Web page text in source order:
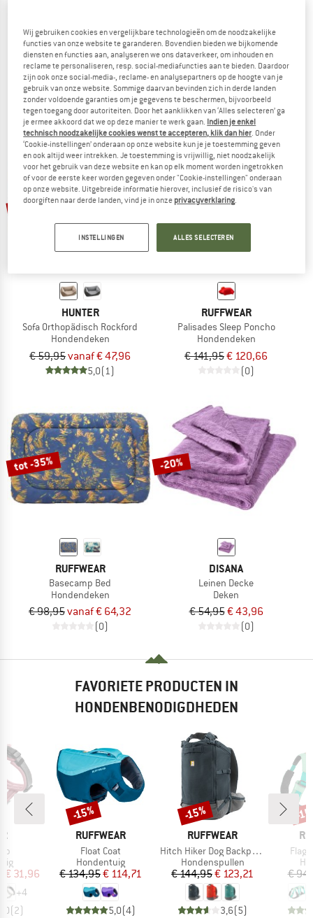
RUFFWEAR
Highlands Pad
Hondendeken
€ 94,95€ 80,71
4,8(6)
RUFFWEAR
Highlands Sleeping Bag
Hondendeken
€ 219,95 € 186,96
5,0(4)
-20%
HUNTER
Sofa Orthopädisch Rockford
Hondendeken
€ 59,95vanaf € 47,96
5,0(1)
-15%
RUFFWEAR
Palisades Sleep Poncho
Hondendeken
€ 141,95€ 120,66
(0)
tot -35%
RUFFWEAR
Basecamp Bed
Hondendeken
€ 98,95vanaf € 64,32
(0)
-20%
DISANA
Leinen Decke
Deken
€ 54,95€ 43,96
(0)
FAVORIETE PRODUCTEN IN
HONDENBENODIGDHEDEN
prijs
€ 31,96
+4
(2)
MERK
RUFFWEAR
Artikel
Float Coat
Productgroep
Hondentuig
Prijs
€ 134,95Verlaagde prijs
€ 114,71
5,0(4)
Korting
-15%
MERK
RUFFWEAR
Artikel
Hitch Hiker Dog Backpack Carrier
Productgroep
Hondenspullen
Prijs
€ 144,95Verlaagde prijs
€ 123,21
3,6(5)
Korting
-15%
€
-
Wij gebruiken cookies en vergelijkbare technologieën om de noodzakelijke
functies van onze website te garanderen. Bovendien bieden we bijkomende
diensten en functies aan, analyseren we ons dataverkeer, om inhouden en
reclame te personaliseren, resp. social-mediafuncties aan te bieden. Daardoor
zijn ook onze social-media-, reclame- en analysepartners op de hoogte van je
gebruik van onze website. Sommige daarvan bevinden zich in derde landen
zonder voldoende garanties om je gegevens te beschermen, bijvoorbeeld
tegen toegang door autoriteiten. Door het aanklikken van ‘Alles selecteren’ ga
je ermee akkoord dat we op deze manier te werk gaan. Indien je enkel
technisch noodzakelijke cookies wenst te accepteren, klik dan hier . Onder
‘Cookie-instellingen’ onderaan op onze website kun je je toestemming geven
en ook altijd weer intrekken. Je toestemming is vrijwillig, niet noodzakelijk
voor het gebruik van deze website en kan op elk moment worden ingetrokken
of voor de eerste keer worden gegeven onder "Cookie-instellingen" onderaan
op onze website. Uitgebreide informatie hierover, inclusief de risico's van
doorgiften naar derde landen, vind je in onze privacyverklaring
INSTELLINGEN ALLES SELECTEREN